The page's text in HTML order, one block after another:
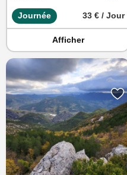
Journée 33 € / Jour
Afficher